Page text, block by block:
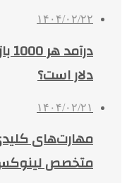
۱۴۰۴/۰۲/۲۲
دلار است؟
۱۴۰۴/۰۲/۲۱
مهارت‌های
متخصص